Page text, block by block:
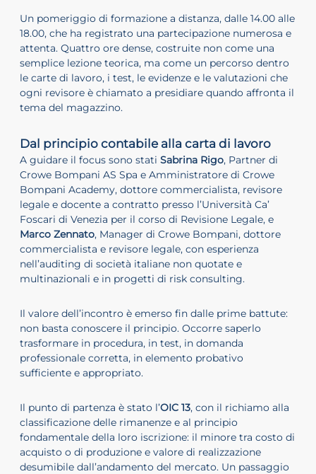
Un pomeriggio di formazione a distanza, dalle 14.00 alle
18.00, che ha registrato una partecipazione numerosa e
attenta. Quattro ore dense, costruite non come una
semplice lezione teorica, ma come un percorso dentro
le carte di lavoro, i test, le evidenze e le valutazioni che
ogni revisore è chiamato a presidiare quando affronta il
tema del magazzino.
Dal principio contabile alla carta di lavoro
A guidare il focus sono stati Sabrina Rigo, Partner di
Crowe Bompani AS Spa e Amministratore di Crowe
Bompani Academy, dottore commercialista, revisore
legale e docente a contratto presso l’Università Ca’
Foscari di Venezia per il corso di Revisione Legale, e
Marco Zennato, Manager di Crowe Bompani, dottore
commercialista e revisore legale, con esperienza
nell’auditing di società italiane non quotate e
multinazionali e in progetti di risk consulting.
Il valore dell’incontro è emerso fin dalle prime battute:
non basta conoscere il principio. Occorre saperlo
trasformare in procedura, in test, in domanda
professionale corretta, in elemento probativo
sufficiente e appropriato.
Il punto di partenza è stato l’OIC 13, con il richiamo alla
classificazione delle rimanenze e al principio
fondamentale della loro iscrizione: il minore tra costo di
acquisto o di produzione e valore di realizzazione
desumibile dall’andamento del mercato. Un passaggio